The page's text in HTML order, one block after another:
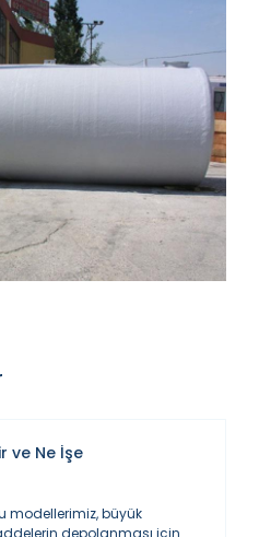
ve Ne İşe
modellerimiz, büyük
depolanması için